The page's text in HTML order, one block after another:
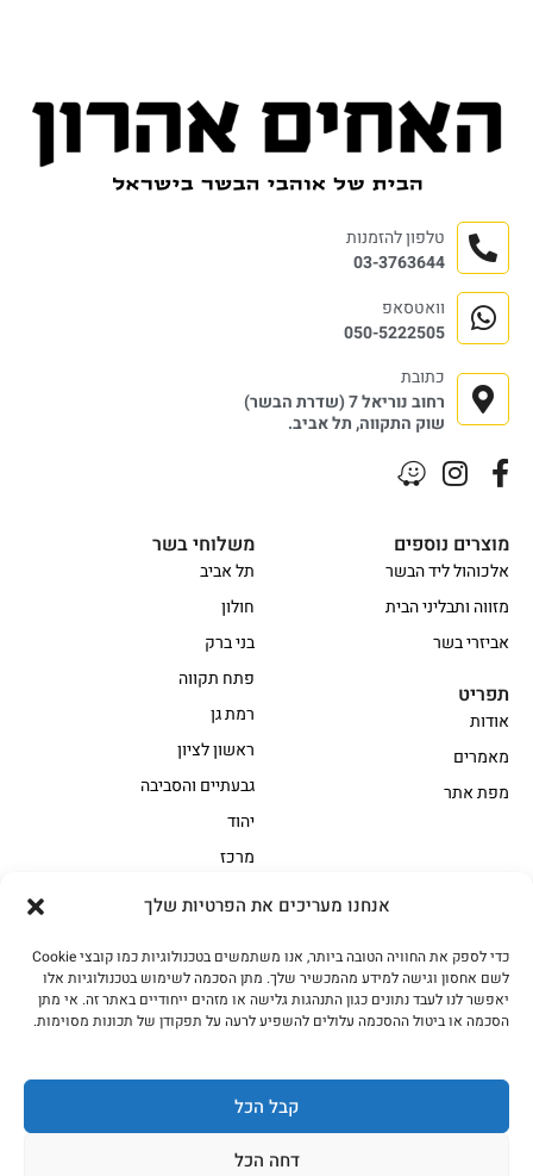
אנחנו מעריכים את הפרטיות שלך
כדי לספק את החוויה הטובה ביותר, אנו משתמשים בטכנולוגיות כמו קובצי Cookie
לשם אחסון וגישה למידע מהמכשיר שלך. מתן הסכמה לשימוש בטכנולוגיות אלו
יאפשר לנו לעבד נתונים כגון התנהגות גלישה או מזהים ייחודיים באתר זה. אי מתן
הסכמה או ביטול ההסכמה עלולים להשפיע לרעה על תפקודן של תכונות מסוימות.
קבל הכל
דחה הכל
אווז
בשר בקר משובח
בשר בקר עגלה משובח
בשר למעשנת
הודו
חלקים אחוריים
מיוחדי מסורת1
נתחי פנים
עוף
משלוחי בשר
תל אביב
חולון
בני ברק
פתח תקווה
רמת גן
ראשון לציון
גבעתיים והסביבה
יהוד
מרכז
מוצרים נוספים
אלכוהול ליד הבשר
מזווה ותבליני הבית
אביזרי בשר
תפריט
אודות
מאמרים
מפת אתר
טלפון להזמנות
03-3763644
וואטסאפ
050-5222505
כתובת
רחוב נוריאל 7 (שדרת הבשר)
שוק התקווה, תל אביב.